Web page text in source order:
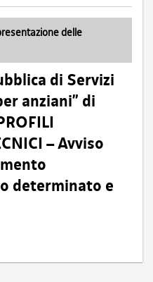
delle
di Servizi
anziani” di
– Avviso
determinato e